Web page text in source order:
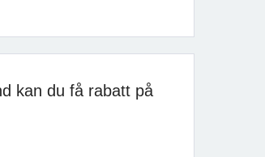
kan du få rabatt på